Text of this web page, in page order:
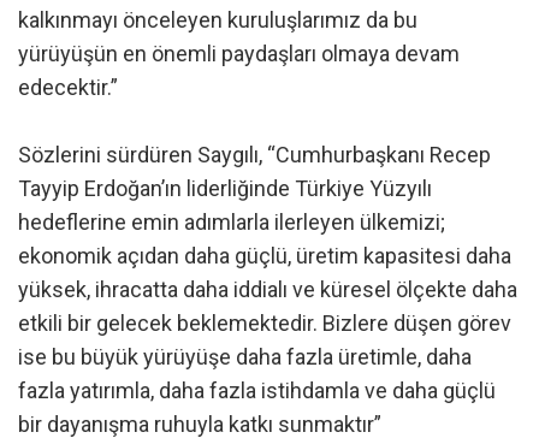
kalkınmayı önceleyen kuruluşlarımız da bu
yürüyüşün en önemli paydaşları olmaya devam
edecektir.”
Sözlerini sürdüren Saygılı, “Cumhurbaşkanı Recep
Tayyip Erdoğan’ın liderliğinde Türkiye Yüzyılı
hedeflerine emin adımlarla ilerleyen ülkemizi;
ekonomik açıdan daha güçlü, üretim kapasitesi daha
yüksek, ihracatta daha iddialı ve küresel ölçekte daha
etkili bir gelecek beklemektedir. Bizlere düşen görev
ise bu büyük yürüyüşe daha fazla üretimle, daha
fazla yatırımla, daha fazla istihdamla ve daha güçlü
bir dayanışma ruhuyla katkı sunmaktır”